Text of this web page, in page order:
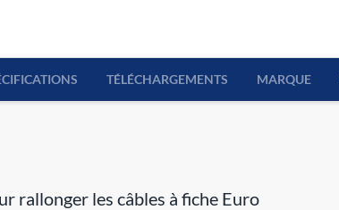
TÉLÉCHARGEMENTS MARQUE
rallonger les câbles à fiche Euro